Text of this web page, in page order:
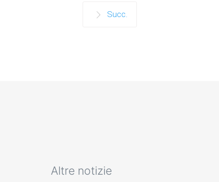
Succ.
Altre notizie